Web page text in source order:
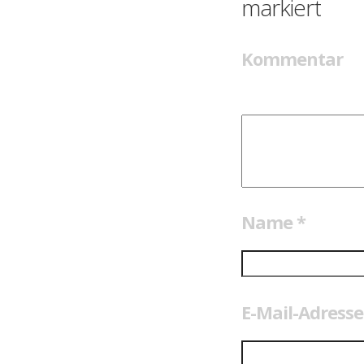
markiert
Kommentar
Name *
E-Mail-